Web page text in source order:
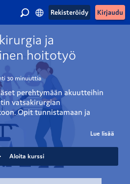
Kirjaudu
Rekisteröidy
ja
hoitotyö
30 minuuttia
perehtymään akuutteihin
vatsakirurgian
Opit tunnistamaan ja
potilaita, sekä ymmärtämään
keskeiset vaiheet ja potilaan
Kurssi soveltuu
ammattilaisille, jotka haluavat
vatsakirurgiassa ja
Lue lisää
Aloita kurssi